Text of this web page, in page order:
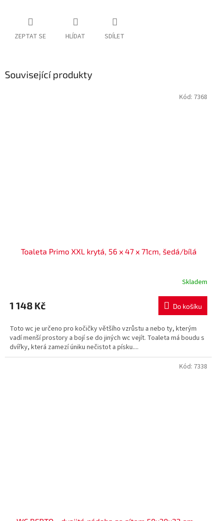
ZEPTAT SE HLÍDAT SDÍLET
Související produkty
Toaleta Primo XXL krytá, 56 x 47 x 71cm, šedá/bílá
Skladem
1 148 Kč Do košíku
Toto wc je určeno pro kočičky většího vzrůstu a nebo ty, kterým
vadí menší prostory a bojí se do jiných wc vejít. Toaleta má boudu s
dvířky, která zamezí úniku nečistot a písku....
Kód: 7368
Kód: 7338